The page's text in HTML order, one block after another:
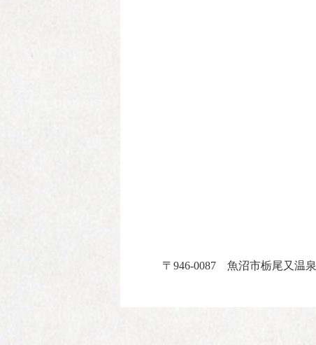
〒946-0087 魚沼市栃尾又温泉